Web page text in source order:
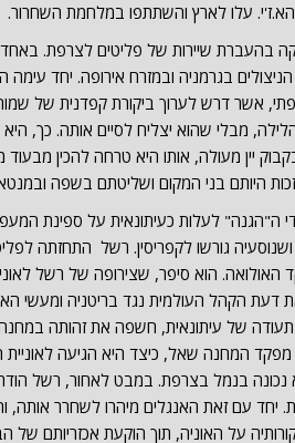
עלו לארץ והשתתפו במלחמת השחרור.
בגרמניה ובמזרח אירופה. יחד
אשר דרש לערוך ביקורת קפדנית של
מבלי שהוא יצליח לסיים אותה. כך,
יין מעולה, אותו היא טרחה להכין
היותם בני המקום ושליטתם בשפה
לעלות כעיתונאית על ספינת
ושנוסעיה גורשו לקפריסין. רשל התחזתה
האולואה. הוא סיפר, שצירופה של רשל
את דעת הקהל העולמית נגד בריטניה
תעודה של עיתונאית, חשפה את זהותה
המחנה שאל, כיצד היא הגיעה
נכונה בנמל בצרפת. במבט לאחור, רשל
יחד עם זאת האנגלים מיהרו לשחרר
על האוניה, תוך הוקעת אכזריותם